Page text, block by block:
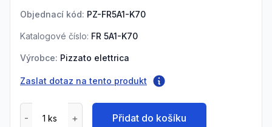
Objednací kód: PZ-FR5A1-K70
Katalogové číslo: FR 5A1-K70
Výrobce: Pizzato elettrica
Zaslat dotaz na tento produkt
Přidat do košíku